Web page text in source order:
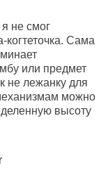
не смог
когтеточка. Сама
или предмет
не лежанку для
можно
высоту